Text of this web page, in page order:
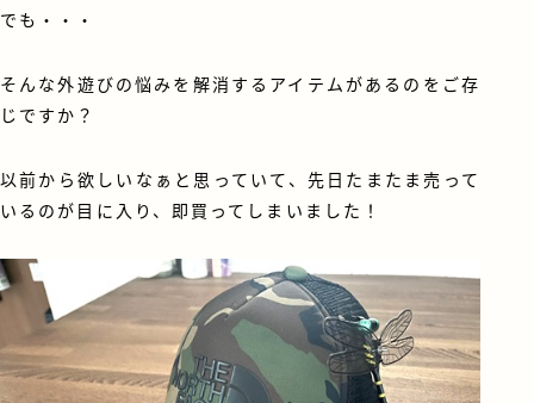
でも・・・
そんな外遊びの悩みを解消するアイテムがあるのをご存
じですか？
以前から欲しいなぁと思っていて、先日たまたま売って
いるのが目に入り、即買ってしまいました！